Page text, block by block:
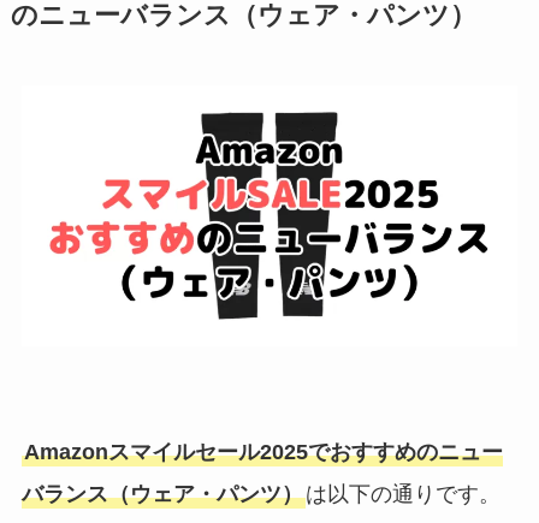
のニューバランス（ウェア・パンツ）
Amazonスマイルセール2025でおすすめのニュー
バランス（ウェア・パンツ）は以下の通りです。